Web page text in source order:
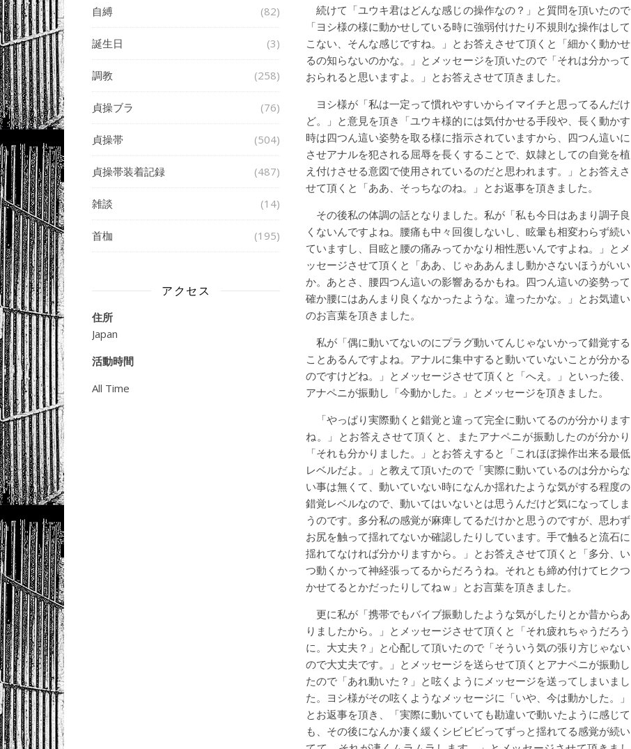
自縛 (82)
誕生日 (3)
調教 (258)
貞操ブラ (76)
貞操帯 (504)
貞操帯装着記録 (487)
雑談 (14)
首枷 (195)
アクセス
住所
Japan
活動時間
All Time
続けて「ユウキ君はどんな感じの操作なの？」と質問を頂いたので
「ヨシ様の様に動かせしている時に強弱付けたり不規則な操作はして
こない、そんな感じですね。」とお答えさせて頂くと「細かく動かせ
るの知らないのかな。」とメッセージを頂いたので「それは分かって
おられると思いますよ。」とお答えさせて頂きました。
ヨシ様が「私は一定って慣れやすいからイマイチと思ってるんだけ
ど。」と意見を頂き「ユウキ様的には気付かせる手段や、長く動かす
時は四つん這い姿勢を取る様に指示されていますから、四つん這いに
させアナルを犯される屈辱を長くすることで、奴隷としての自覚を植
え付けさせる意図で使用されているのだと思われます。」とお答えさ
せて頂くと「ああ、そっちなのね。」とお返事を頂きました。
その後私の体調の話となりました。私が「私も今日はあまり調子良
くないんですよね。腰痛も中々回復しないし、眩暈も相変わらず続い
ていますし、目眩と腰の痛みってかなり相性悪いんですよね。」とメ
ッセージさせて頂くと「ああ、じゃああんまし動かさないほうがいい
か。あとさ、腰四つん這いの影響あるかもね。四つん這いの姿勢って
確か腰にはあんまり良くなかったような。違ったかな。」とお気遣い
のお言葉を頂きました。
私が「偶に動いてないのにプラグ動いてんじゃないかって錯覚する
ことあるんですよね。アナルに集中すると動いていないことが分かる
のですけどね。」とメッセージさせて頂くと「へえ。」といった後、
アナペニが振動し「今動かした。」とメッセージを頂きました。
「やっぱり実際動くと錯覚と違って完全に動いてるのが分かります
ね。」とお答えさせて頂くと、またアナペニが振動したのが分かり
「それも分かりました。」とお答えすると「これほぼ操作出来る最低
レベルだよ。」と教えて頂いたので「実際に動いているのは分からな
い事は無くて、動いていない時になんか揺れたような気がする程度の
錯覚レベルなので、動いてはいないとは思うんだけど気になってしま
うのです。多分私の感覚が麻痺してるだけかと思うのですが、思わず
お尻を触って揺れてないか確認したりしています。手で触ると流石に
揺れてなければ分かりますから。」とお答えさせて頂くと「多分、い
つ動くかって神経張ってるからだろうね。それとも締め付けてヒクつ
かせてるとかだったりしてねｗ」とお言葉を頂きました。
更に私が「携帯でもバイブ振動したような気がしたりとか昔からあ
りましたから。」とメッセージさせて頂くと「それ疲れちゃうだろう
に。大丈夫？」と心配して頂いたので「そういう気の張り方じゃない
ので大丈夫です。」とメッセージを送らせて頂くとアナペニが振動し
たので「あれ動いた？」と呟くようにメッセージを送ってしまいまし
た。ヨシ様がその呟くようなメッセージに「いや、今は動かした。」
とお返事を頂き、「実際に動いていても勘違いで動いたように感じて
も、その後になんか凄く緩くシビビビってずっと揺れてる感覚が続い